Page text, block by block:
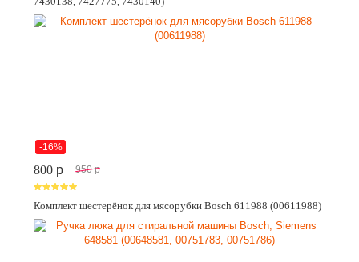
-16%
800 p 950 p
Комплект шестерёнок для мясорубки Bosch 611988 (00611988)